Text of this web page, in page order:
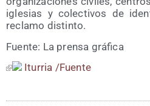
igle­sias y colec­ti­vos de
recla­mo distinto.
Fuen­te: La pren­sa gráfica
Itu­rria /​Fuen­te